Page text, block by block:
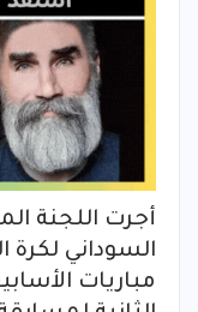
أجرت اللجنة
السوداني لكرة
مباريات